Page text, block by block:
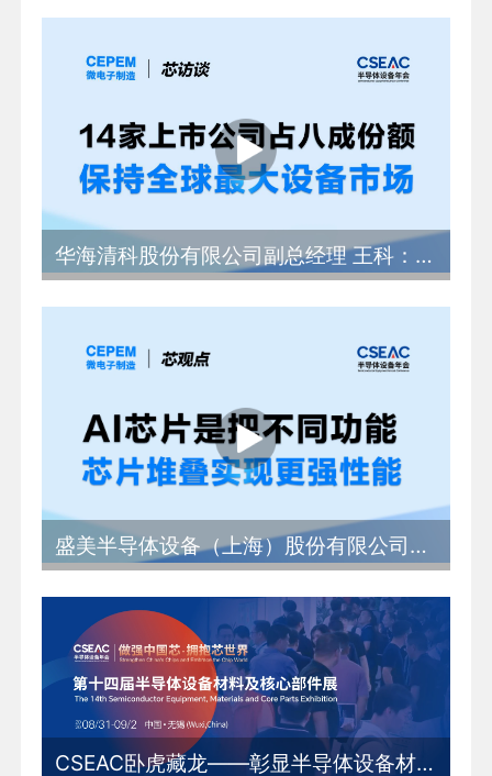
华海清科股份有限公司副总经理 王科：14家上市公司占八成份额 大陆继续保持全球最大设备市场
盛美半导体设备（上海）股份有限公司工艺部副总裁 贾照伟：AI芯片是把不同功能芯片堆叠实现更强性能
CSEAC卧虎藏龙——彰显半导体设备材料及核心部件的中国力量